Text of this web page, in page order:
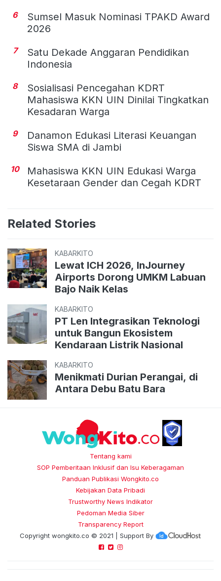
6
Sumsel Masuk Nominasi TPAKD Award
2026
7
Satu Dekade Anggaran Pendidikan
Indonesia
8
Sosialisasi Pencegahan KDRT
Mahasiswa KKN UIN Dinilai Tingkatkan
Kesadaran Warga
9
Danamon Edukasi Literasi Keuangan
Siswa SMA di Jambi
10
Mahasiswa KKN UIN Edukasi Warga
Kesetaraan Gender dan Cegah KDRT
Related Stories
KABARKITO
Lewat ICH 2026, InJourney
Airports Dorong UMKM Labuan
Bajo Naik Kelas
KABARKITO
PT Len Integrasikan Teknologi
untuk Bangun Ekosistem
Kendaraan Listrik Nasional
KABARKITO
Menikmati Durian Perangai, di
Antara Debu Batu Bara
Tentang kami
SOP Pemberitaan Inklusif dan Isu Keberagaman
Panduan Publikasi Wongkito.co
Kebijakan Data Pribadi
Trustworthy News Indikator
Pedoman Media Siber
Transparency Report
Copyright wongkito.co © 2021 | Support By